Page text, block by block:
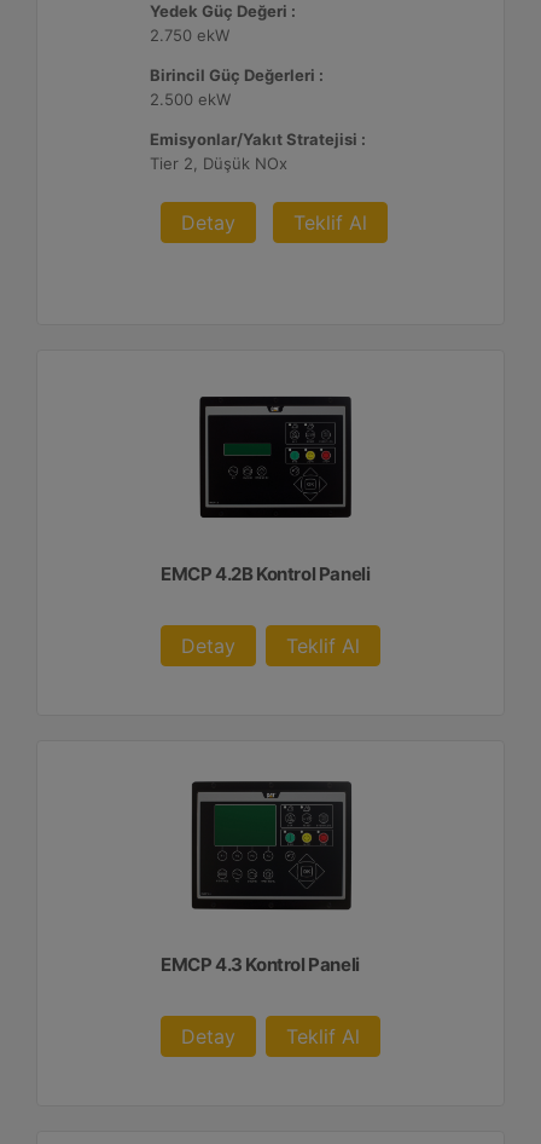
Yedek Güç Değeri :
2.750 ekW
Birincil Güç Değerleri :
2.500 ekW
Emisyonlar/Yakıt Stratejisi :
Tier 2, Düşük NOx
Detay Teklif Al
EMCP 4.2B Kontrol Paneli
Detay Teklif Al
EMCP 4.3 Kontrol Paneli
Detay Teklif Al